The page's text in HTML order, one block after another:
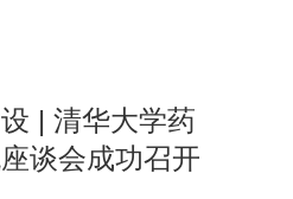
| 清华大学药
谈会成功召开